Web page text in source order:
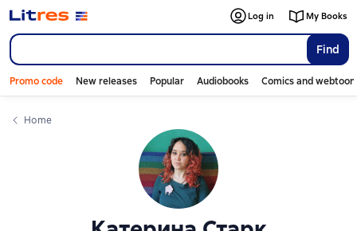
Find
Log in My Books
Promo code New releases Popular Audiobooks Comics and
Home
Слайдер с книгами
Слайдер с книгами